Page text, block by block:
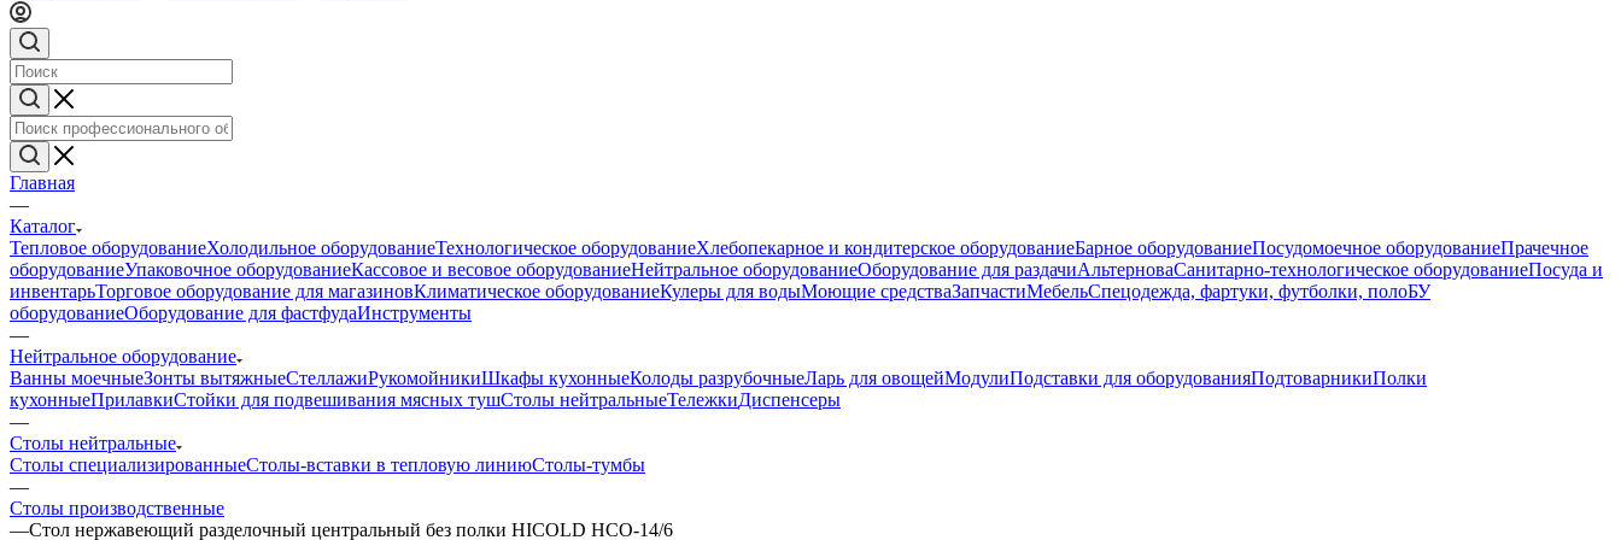
Главная
—
Каталог
Тепловое оборудованиеХолодильное оборудованиеТехнологическое оборудованиеХлебопекарное и кондитерское оборудованиеБарное оборудованиеПосудомоечное оборудованиеПрачечное
оборудованиеУпаковочное оборудованиеКассовое и весовое оборудованиеНейтральное оборудованиеОборудование для раздачиАльтерноваСанитарно-технологическое оборудованиеПосуда и
инвентарьТорговое оборудование для магазиновКлиматическое оборудованиеКулеры для водыМоющие средстваЗапчастиМебельСпецодежда, фартуки, футболки, полоБУ
оборудованиеОборудование для фастфудаИнструменты
—
Нейтральное оборудование
Ванны моечныеЗонты вытяжныеСтеллажиРукомойникиШкафы кухонныеКолоды разрубочныеЛарь для овощейМодулиПодставки для оборудованияПодтоварникиПолки
кухонныеПрилавкиСтойки для подвешивания мясных тушСтолы нейтральныеТележкиДиспенсеры
—
Столы нейтральные
Столы специализированныеСтолы-вставки в тепловую линиюСтолы-тумбы
—
Столы производственные
—Стол нержавеющий разделочный центральный без полки HICOLD НСО-14/6